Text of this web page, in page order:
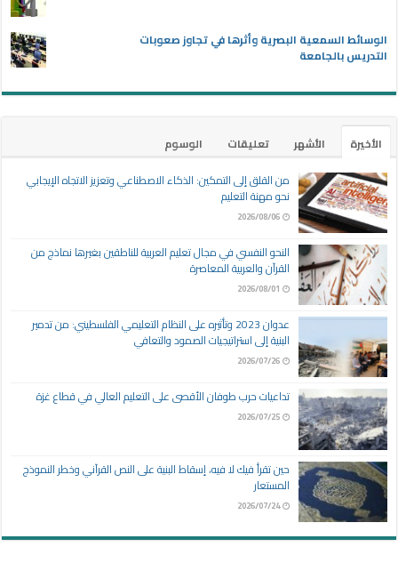
الوسائط السمعية البصرية وأثرها في تجاوز صعوبات
التدريس بالجامعة
الأخيرة الأشهر تعليقات
الوسوم
من القلق إلى التمكين: الذكاء الاصطناعي وتعزيز الاتجاه الإيجابي
نحو مهنة التعليم
2026/08/06
النحو النفسي في مجال تعليم العربية للناطقين بغيرها نماذج من
القرآن والعربية المعاصرة
2026/08/01
عدوان 2023 وتأثيره على النظام التعليمي الفلسطيني: من تدمير
البنية إلى استراتيجيات الصمود والتعافي
2026/07/26
تداعيات حرب طوفان الأقصى على التعليم العالي في قطاع غزة
2026/07/25
حين تقرأ فيك لا فيه، إسقاط البنية على النص القرآني وخطر النموذج
المستعار
2026/07/24